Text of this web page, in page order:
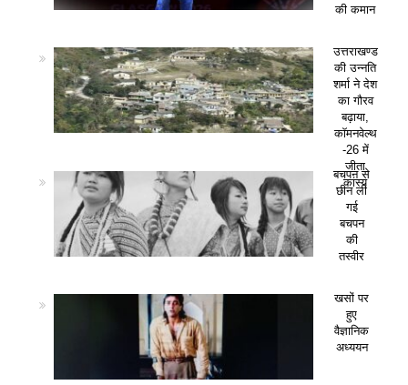
की कमान
उत्तराखण्ड
की उन्नति
शर्मा ने देश
का गौरव
बढ़ाया,
कॉमनवेल्थ
-26 में
जीता
कांस्य
बचपन से
छीन ली
गई
बचपन
की
तस्वीर
खसों पर
हुए
वैज्ञानिक
अध्ययन